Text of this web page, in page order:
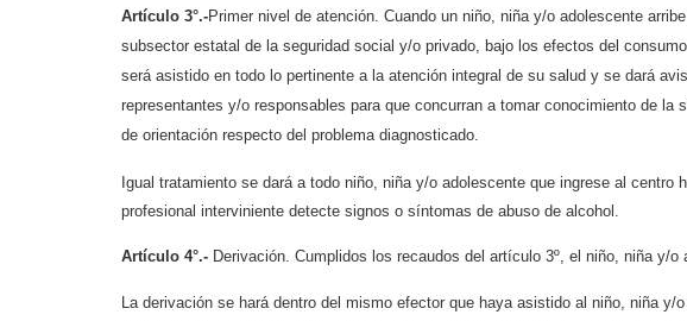
Artículo 3°.-Primer nivel de atención. Cuando un niño, niña y/o adolescente
subsector estatal de la seguridad social y/o privado, bajo los efectos del
será asistido en todo lo pertinente a la atención integral de su salud y se dará
representantes y/o responsables para que concurran a tomar conocimiento de la
de orientación respecto del problema diagnosticado.
Igual tratamiento se dará a todo niño, niña y/o adolescente que ingrese al centro
profesional interviniente detecte signos o síntomas de abuso de alcohol.
Artículo 4°.- Derivación. Cumplidos los recaudos del artículo 3º, el niño, niña y/
La derivación se hará dentro del mismo efector que haya asistido al niño, niña